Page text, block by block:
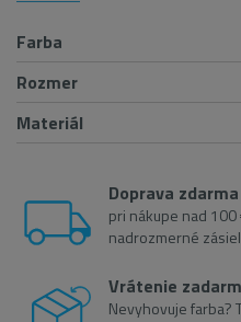
Farba
Rozmer
Materiál
Doprava zdarma
pri nákupe nad
nadrozmerné
Vrátenie
Nevyhovuje farba?